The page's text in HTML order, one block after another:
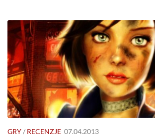
GRY/ RECENZJE 07.04.2013